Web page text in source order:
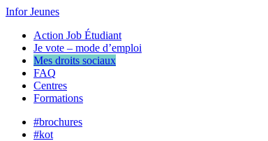
Infor Jeunes
Action Job Étudiant
Je vote – mode d’emploi
Mes droits sociaux
FAQ
Centres
Formations
#brochures
#kot